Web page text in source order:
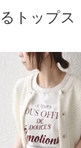
トップス